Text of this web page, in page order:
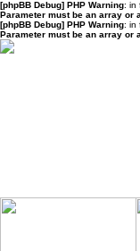
[phpBB Debug] PHP Warning: in
Parameter must be an array or
[phpBB Debug] PHP Warning: in
Parameter must be an array or